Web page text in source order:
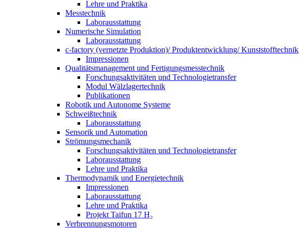
Lehre und Praktika
Messtechnik
Laborausstattung
Numerische Simulation
Laborausstattung
c-factory (vernetzte Produktion)/ Produktentwicklung/ Kunststofftechnik
Impressionen
Qualitätsmanagement und Fertigungsmesstechnik
Forschungsaktivitäten und Technologietransfer
Modul Wälzlagertechnik
Publikationen
Robotik und Autonome Systeme
Schweißtechnik
Laborausstattung
Sensorik und Automation
Strömungsmechanik
Forschungsaktivitäten und Technologietransfer
Laborausstattung
Lehre und Praktika
Thermodynamik und Energietechnik
Impressionen
Laborausstattung
Lehre und Praktika
Projekt Taifun 17 H₂
Verbrennungsmotoren